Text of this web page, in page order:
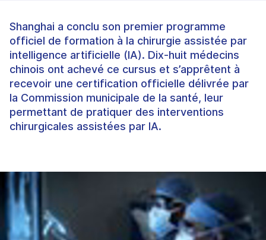
Shanghai a conclu son premier programme
officiel de formation à la chirurgie assistée par
intelligence artificielle (IA). Dix-huit médecins
chinois ont achevé ce cursus et s’apprêtent à
recevoir une certification officielle délivrée par
la Commission municipale de la santé, leur
permettant de pratiquer des interventions
chirurgicales assistées par IA.